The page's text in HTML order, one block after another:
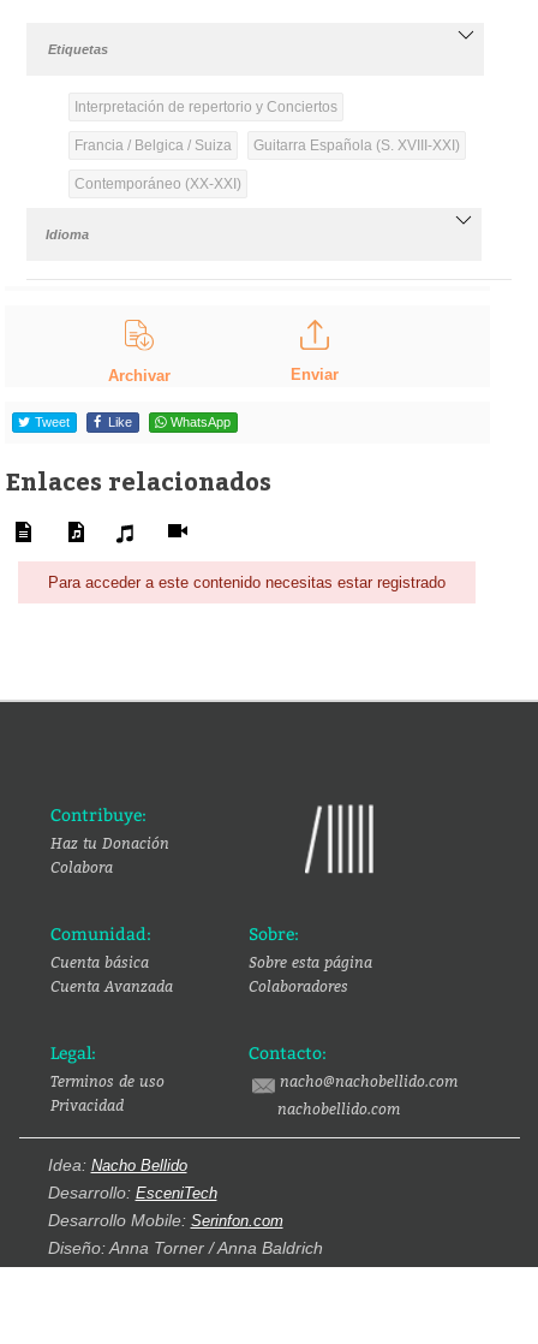
Etiquetas
Interpretación de repertorio y Conciertos
Francia / Belgica / Suiza Guitarra Española (S. XVIII-XXI)
Contemporáneo (XX-XXI)
Idioma
Archivar Enviar
Tweet Like WhatsApp
Enlaces relacionados
Para acceder a este contenido necesitas estar registrado
Contribuye:
Haz tu Donación
Colabora
Comunidad:
Cuenta básica
Cuenta Avanzada
Sobre:
Sobre esta página
Colaboradores
Legal:
Terminos de uso
Privacidad
Contacto:
nacho@nachobellido.com
nachobellido.com
Idea: Nacho Bellido
Desarrollo: EsceniTech
Desarrollo Mobile: Serinfon.com
Diseño: Anna Torner / Anna Baldrich